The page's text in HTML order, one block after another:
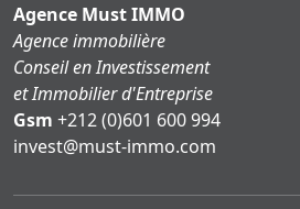
Agence Must IMMO
Agence immobilière
Conseil en Investissement
et Immobilier d'Entreprise
Gsm +212 (0)601 600 994
moc.ommi-tsum@tsevni